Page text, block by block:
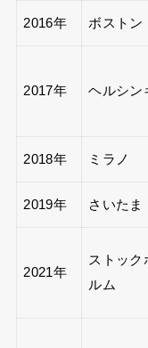
2016年 ボストン
2017年 ヘルシン
2018年 ミラノ
2019年 さいたま
2021年
ストック
ルム